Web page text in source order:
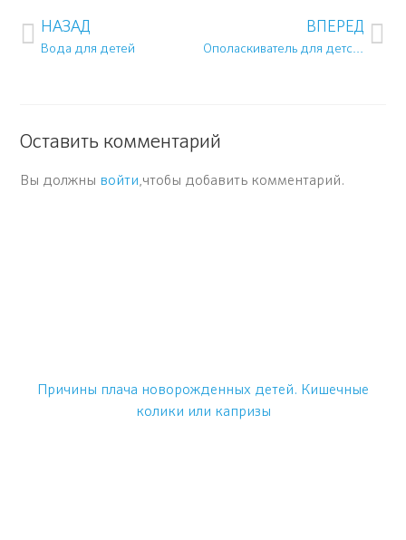
НАЗАД
Вода для детей
ВПЕРЕД
Ополаскиватель для детского белья: нужен или нет
Оставить комментарий
Вы должны войти,чтобы добавить комментарий.
Причины плача новорожденных детей. Кишечные
колики или капризы